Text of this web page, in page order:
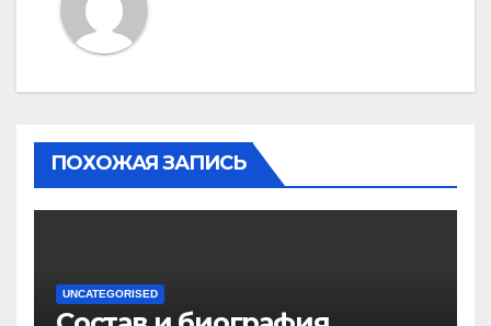
ПОХОЖАЯ ЗАПИСЬ
UNCATEGORISED